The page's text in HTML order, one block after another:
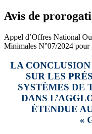
Avis de
Appel d’Offres National
Minimales N°07/2024 pour
LA
SUR LES
SYSTÈMES DE
DANS
ÉTENDUE
«